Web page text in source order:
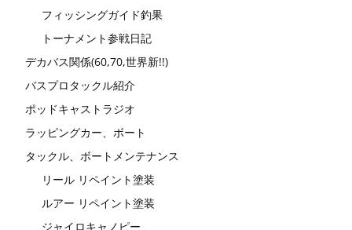
フィッシングガイド釣果
トーナメント参戦日記
デカバス関係(60,70,世界新!!)
バスプロタックル紹介
ポッドキャストラジオ
ラッピングカー、ボート
タックル、ボートメンテナンス
リール リペイント塗装
ルアー リペイント塗装
ジャイロキャノピー